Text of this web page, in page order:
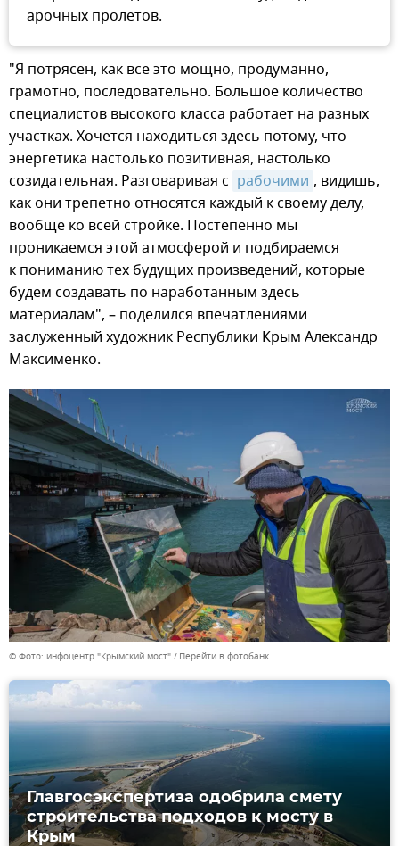
арочных пролетов.
"Я потрясен, как все это мощно, продуманно,
грамотно, последовательно. Большое количество
специалистов высокого класса работает на разных
участках. Хочется находиться здесь потому, что
энергетика настолько позитивная, настолько
созидательная. Разговаривая с рабочими , видишь,
как они трепетно относятся каждый к своему делу,
вообще ко всей стройке. Постепенно мы
проникаемся этой атмосферой и подбираемся
к пониманию тех будущих произведений, которые
будем создавать по наработанным здесь
материалам", – поделился впечатлениями
заслуженный художник Республики Крым Александр
Максименко.
© Фото: инфоцентр "Крымский мост" Перейти в фотобанк
Главгосэкспертиза одобрила смету
строительства подходов к мосту в
Крым